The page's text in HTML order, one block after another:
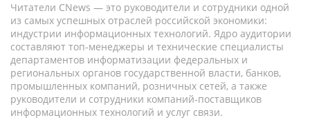
Читатели CNews — это руководители и сотрудники одной
из самых успешных отраслей российской экономики:
индустрии информационных технологий. Ядро аудитории
составляют топ-менеджеры и технические специалисты
департаментов информатизации федеральных и
региональных органов государственной власти, банков,
промышленных компаний, розничных сетей, а также
руководители и сотрудники компаний-поставщиков
информационных технологий и услуг связи.